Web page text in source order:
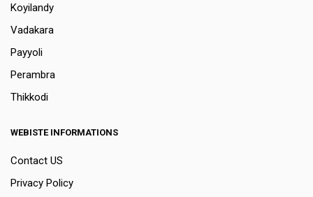
Koyilandy
Vadakara
Payyoli
Perambra
Thikkodi
WEBISTE INFORMATIONS
Contact US
Privacy Policy